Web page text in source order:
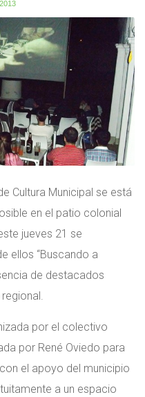
Cultura Municipal se está
en el patio colonial
jueves 21 se
ellos “Buscando a
de destacados
por el colectivo
por René Oviedo para
el apoyo del municipio
a un espacio